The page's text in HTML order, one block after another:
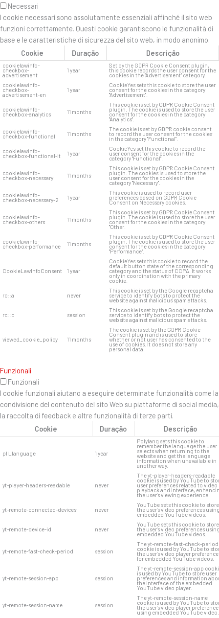
Necessari
I cookie necessari sono assolutamente essenziali affinché il sito web
funzioni correttamente. Questi cookie garantiscono le funzionalità di
base e le caratteristiche di sicurezza del sito web, in modo anonimo.
Cookie
Duração Descrição
cookielawinfo-
checkbox-
advertisement
1 year
Set by the GDPR Cookie Consent plugin,
this cookie records the user consent for the
cookies in the "Advertisement" category.
cookielawinfo-
checkbox-
advertisement-en
1 year
CookieYes sets this cookie to store the user
consent for the cookies in the category
"Advertisement".
cookielawinfo-
checkbox-analytics 11 months
This cookie is set by GDPR Cookie Consent
plugin. The cookie is used to store the user
consent for the cookies in the category
"Analytics".
cookielawinfo-
checkbox-functional 11 months
The cookie is set by GDPR cookie consent
to record the user consent for the cookies
in the category "Functional".
cookielawinfo-
checkbox-functional-it 1 year
CookieYes set this cookie to record the
user consent for the cookies in the
category "Functional".
cookielawinfo-
checkbox-necessary 11 months
This cookie is set by GDPR Cookie Consent
plugin. The cookies is used to store the
user consent for the cookies in the
category "Necessary".
cookielawinfo-
checkbox-necessary-2 1 year
This cookie is used to record user
preferences based on GDPR Cookie
Consent on Necessary cookies.
cookielawinfo-
checkbox-others 11 months
This cookie is set by GDPR Cookie Consent
plugin. The cookie is used to store the user
consent for the cookies in the category
"Other.
cookielawinfo-
checkbox-performance 11 months
This cookie is set by GDPR Cookie Consent
plugin. The cookie is used to store the user
consent for the cookies in the category
"Performance".
CookieLawInfoConsent 1 year
CookieYes sets this cookie to record the
default button state of the corresponding
category and the status of CCPA. It works
only in coordination with the primary
cookie.
rc::a never
This cookie is set by the Google recaptcha
service to identify bots to protect the
website against malicious spam attacks.
rc::c session
This cookie is set by the Google recaptcha
service to identify bots to protect the
website against malicious spam attacks.
viewed_cookie_policy 11 months
The cookie is set by the GDPR Cookie
Consent plugin and is used to store
whether or not user has consented to the
use of cookies. It does not store any
personal data.
Funzionali
Funzionali
I cookie funzionali aiutano a eseguire determinate funzionalità come la
condivisione del contenuto del sito Web su piattaforme di social media,
la raccolta di feedback e altre funzionalità di terze parti.
Cookie
Duração Descrição
pll_language 1 year
Polylang sets this cookie to
remember the language the user
selects when returning to the
website and get the language
information when unavailable in
another way.
yt-player-headers-readable never
The yt-player-headers-readable
cookie is used by YouTube to
user preferences related to video
playback and interface,
the user's viewing experience.
yt-remote-connected-devices never
YouTube sets this cookie to store
the user's video preferences
embedded YouTube videos.
yt-remote-device-id never
YouTube sets this cookie to store
the user's video preferences
embedded YouTube videos.
yt-remote-fast-check-period session
The yt-remote-fast-check-period
cookie is used by YouTube to
the user's video player
for embedded YouTube videos.
yt-remote-session-app session
The yt-remote-session-app
is used by YouTube to store user
preferences and information
the interface of the embedded
YouTube video player.
yt-remote-session-name session
The yt-remote-session-name
cookie is used by YouTube to
the user's video player
using embedded YouTube video.